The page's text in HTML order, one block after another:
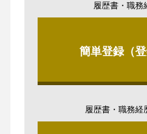
履歴書・職務
簡単登録（
履歴書・職務経